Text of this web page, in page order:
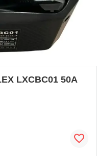
LXCBC01 50A